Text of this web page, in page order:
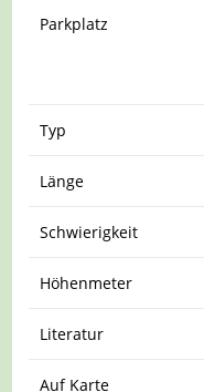
Parkplatz
Typ
Länge
Schwierigkeit
Höhenmeter
Literatur
Auf Karte